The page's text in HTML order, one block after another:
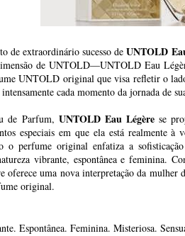
de extraordinário sucesso deUNTOLD
de UNTOLD—UNTOLD Eau
UNTOLD original que visa refletir o
cada momento da jornada de
de Parfum, UNTOLD Eau Légèrese
especiais em que ela está realmente
o perfume original enfatiza a
vibrante, espontânea e feminina.
uma nova interpretação da mulher
original.
Espontânea. Feminina. Misteriosa.